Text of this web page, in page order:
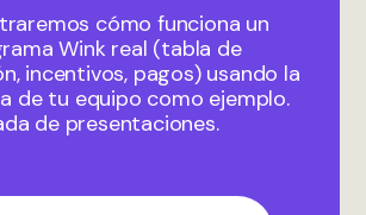
cómo funciona un
Wink real (tabla de
incentivos, pagos) usando la
de tu equipo como ejemplo.
de presentaciones.